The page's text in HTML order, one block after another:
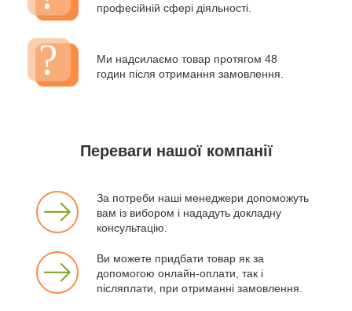
професійній сфері діяльності.
Ми надсилаємо товар протягом 48
годин після отримання замовлення.
Переваги нашої компанії
За потреби наші менеджери допоможуть
вам із вибором і нададуть докладну
консультацію.
Ви можете придбати товар як за
допомогою онлайн-оплати, так і
післяплати, при отриманні замовлення.